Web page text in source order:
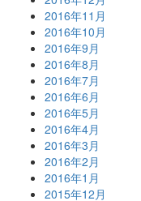
2016年11月
2016年10月
2016年9月
2016年8月
2016年7月
2016年6月
2016年5月
2016年4月
2016年3月
2016年2月
2016年1月
2015年12月